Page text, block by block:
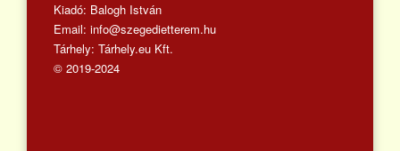
Kiadó: Balogh István
Email: info@szegedietterem.hu
Tárhely: Tárhely.eu Kft.
© 2019-2024